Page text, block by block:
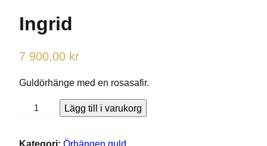
Ingrid
7 900,00 kr
Guldörhänge med en rosasafir.
Lägg till i varukorg
Kategori: Örhängen guld